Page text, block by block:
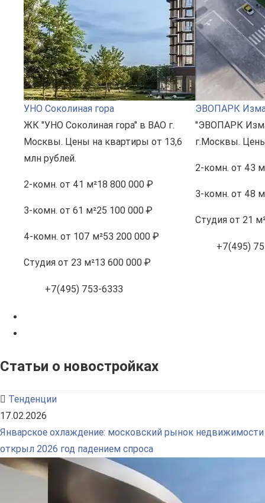
УНО Соколиная гора
ЖК "УНО Соколиная гора" в ВАО г.
Москвы. Цены на квартиры от 13,6
млн рублей.
2-комн. от 41 м²18 800 000 ₽
3-комн. от 61 м²25 100 000 ₽
4-комн. от 107 м²53 200 000 ₽
Студия от 23 м²13 600 000 ₽
+7(495) 753-6333
ЭВОПАРК
"ЭВОПАРК
г.Москвы.
2-комн. от 43
3-комн. от 48
Студия от 21
+7(495)
Статьи о новостройках
Тенденции
17.02.2026
Январское охлаждение: московский рынок недвижимости
открыл 2026 год падением спроса